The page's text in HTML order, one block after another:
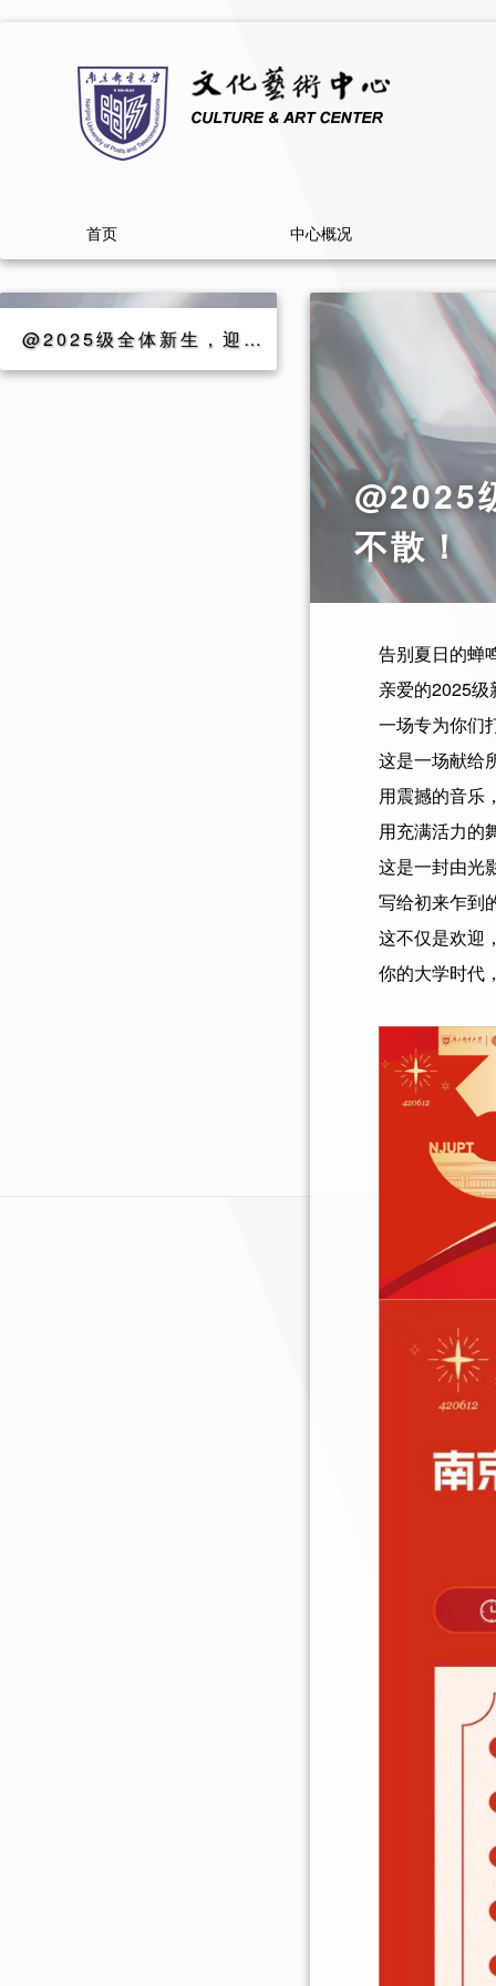
首页 中心概况
@2025级全体新生，迎新晚会节目单已送达，明晚我们不见不散！
@2025
不散！
告别夏日的蝉
亲爱的2025
一场专为你们
这是一场献给
用震撼的音乐
用充满活力的
这是一封由光
写给初来乍到
这不仅是欢迎
你的大学时代